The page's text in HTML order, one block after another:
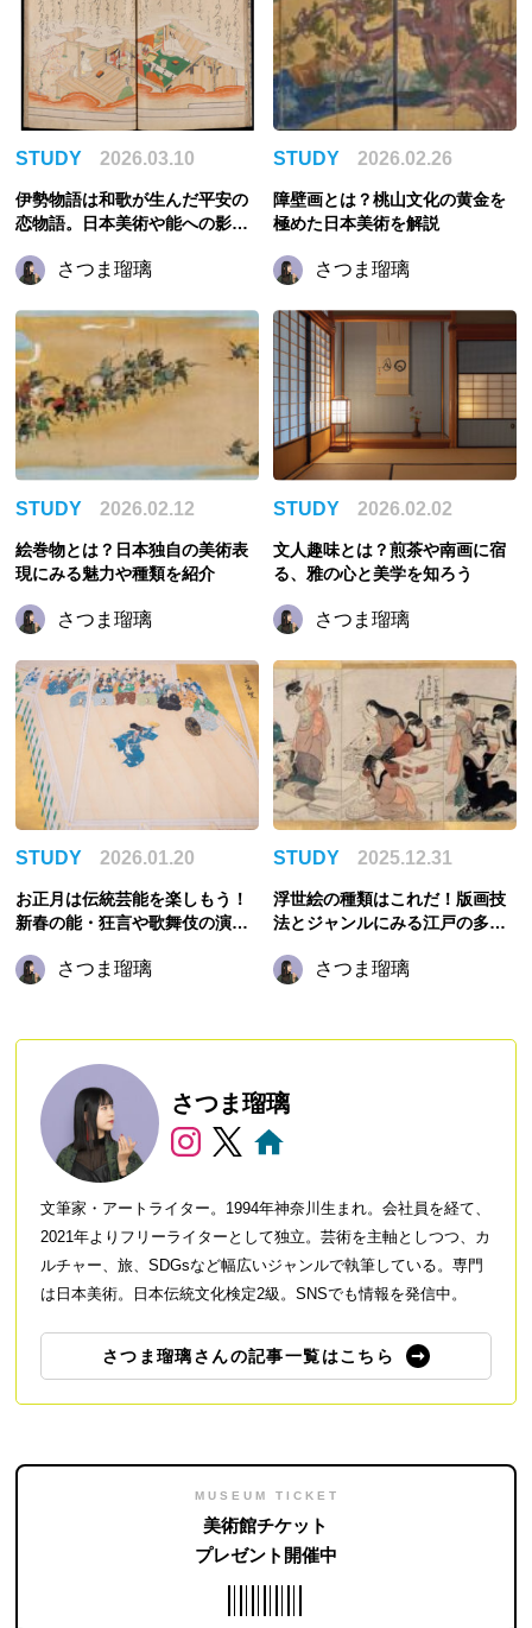
STUDY 2026.03.10
伊勢物語は和歌が生んだ平安の
恋物語。日本美術や能への影響
さつま瑠璃
STUDY 2026.02.26
障壁画とは？桃山文化の黄金を
極めた日本美術を解説
さつま瑠璃
STUDY 2026.02.12
絵巻物とは？日本独自の美術表
現にみる魅力や種類を紹介
さつま瑠璃
STUDY 2026.02.02
文人趣味とは？煎茶や南画に宿
る、雅の心と美学を知ろう
さつま瑠璃
STUDY 2026.01.20
お正月は伝統芸能を楽しもう！
新春の能・狂言や歌舞伎の演目
さつま瑠璃
STUDY 2025.12.31
浮世絵の種類はこれだ！版画技
法とジャンルにみる江戸の多様
さつま瑠璃
さつま瑠璃
文筆家・アートライター。1994年神奈川生まれ。会社員を経て、
2021年よりフリーライターとして独立。芸術を主軸としつつ、カ
ルチャー、旅、SDGsなど幅広いジャンルで執筆している。専門
は日本美術。日本伝統文化検定2級。SNSでも情報を発信中。
さつま瑠璃さんの記事一覧はこちら
MUSEUM TICKET
美術館チケット
プレゼント開催中